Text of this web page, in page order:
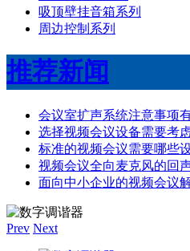
吸顶壁挂音箱系列
周边控制系列
推荐新闻
会议室扩声系统注意事项
选择视频会议设备需要考
标准的视频会议需要哪些
视频会议全向麦克风的回
面向中小企业的视频会议
Prev Next